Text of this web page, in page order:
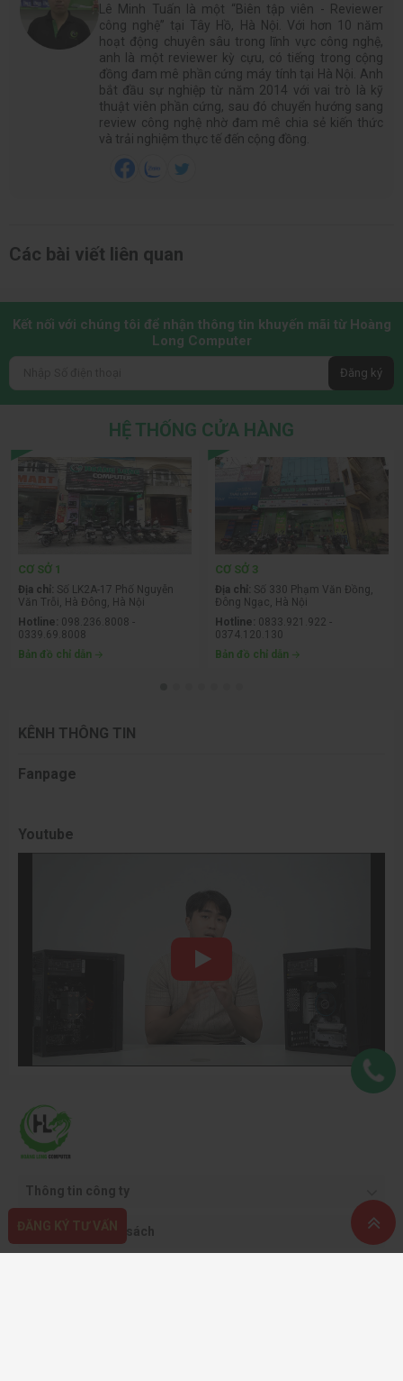
Lê Minh Tuấn là một “Biên tập viên - Reviewer
công nghệ” tại Tây Hồ, Hà Nội. Với hơn 10 năm
hoạt động chuyên sâu trong lĩnh vực công nghệ,
anh là một reviewer kỳ cựu, có tiếng trong cộng
đồng đam mê phần cứng máy tính tại Hà Nội. Anh
bắt đầu sự nghiệp từ năm 2014 với vai trò là kỹ
thuật viên phần cứng, sau đó chuyển hướng sang
review công nghệ nhờ đam mê chia sẻ kiến thức
và trải nghiệm thực tế đến cộng đồng.
Các bài viết liên quan
Kết nối với chúng tôi để nhận thông tin khuyến mãi từ Hoàng
Long Computer
Đăng ký
HỆ THỐNG CỬA HÀNG
CƠ SỞ 1
Địa chỉ: Số LK2A-17 Phố Nguyễn
Văn Trỗi, Hà Đông, Hà Nội
Hotline: 098.236.8008 -
0339.69.8008
Bản đồ chỉ dẫn
CƠ SỞ 3
Địa chỉ: Số 330 Phạm Văn Đồng,
Đông Ngạc, Hà Nội
Hotline: 0833.921.922 -
0374.120.130
Bản đồ chỉ dẫn
KÊNH THÔNG TIN
Fanpage
Youtube
Thông tin công ty
Quy định & chính sách
ĐĂNG KÝ TƯ VẤN